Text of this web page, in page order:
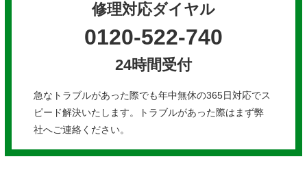
修理対応ダイヤル
0120-522-740
24時間受付
急なトラブルがあった際でも年中無休の365日対応でス
ピード解決いたします。トラブルがあった際はまず弊
社へご連絡ください。